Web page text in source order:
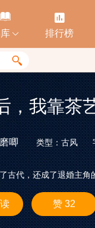



排行榜

，我靠茶
磨唧 类型：古风
古代，还成了退婚主角
赞 32